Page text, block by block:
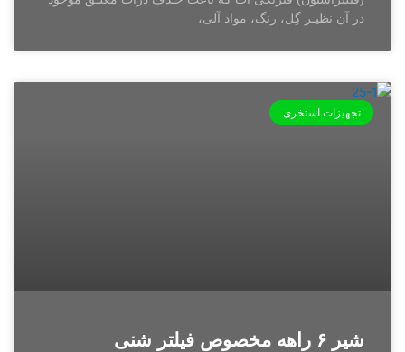
در آن نظیـر گِل، رنگ، مواد آلی،
تجهیزات استخری
شیر ۶ راهه مخصوص فیلتر شنی